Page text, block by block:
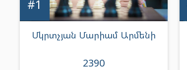
Մկրտչյան Մարիամ Արմենի
2390
#1